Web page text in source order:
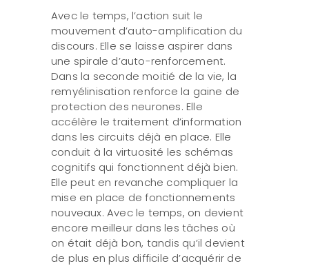
Avec le temps, l’action suit le
mouvement d’auto-amplification du
discours. Elle se laisse aspirer dans
une spirale d’auto-renforcement.
Dans la seconde moitié de la vie, la
remyélinisation renforce la gaine de
protection des neurones. Elle
accélère le traitement d’information
dans les circuits déjà en place. Elle
conduit à la virtuosité les schémas
cognitifs qui fonctionnent déjà bien.
Elle peut en revanche compliquer la
mise en place de fonctionnements
nouveaux. Avec le temps, on devient
encore meilleur dans les tâches où
on était déjà bon, tandis qu’il devient
de plus en plus difficile d’acquérir de